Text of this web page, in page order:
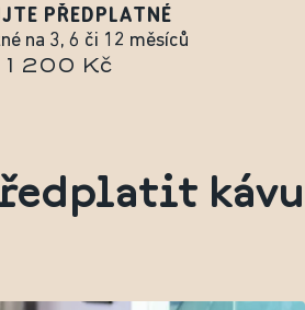
PŘEDPLATNÉ
na 3, 6 či 12 měsíců
1 200 Kč
kávu